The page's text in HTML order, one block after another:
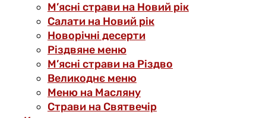
М’ясні страви на Новий рік
Салати на Новий рік
Новорічні десерти
Різдвяне меню
М’ясні страви на Різдво
Великоднє меню
Меню на Масляну
Страви на Святвечір